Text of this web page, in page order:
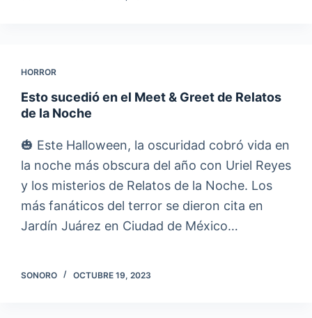
HORROR
Esto sucedió en el Meet & Greet de Relatos
de la Noche
🎃 Este Halloween, la oscuridad cobró vida en
la noche más obscura del año con Uriel Reyes
y los misterios de Relatos de la Noche. Los
más fanáticos del terror se dieron cita en
Jardín Juárez en Ciudad de México…
SONORO OCTUBRE 19, 2023